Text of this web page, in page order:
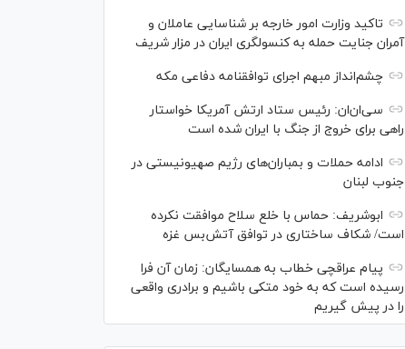
تاکید وزارت امور خارجه بر شناسایی عاملان و
آمران جنایت حمله به کنسولگری ایران در مزار شریف
چشم‌انداز مبهم اجرای توافقنامه دفاعی مکه
سی‌ان‌‌ان: رئیس ستاد ارتش آمریکا خواستار
راهی برای خروج از جنگ با ایران شده است
ادامه حملات و بمباران‌های رژیم صهیونیستی در
جنوب لبنان
ابوشریف: حماس با خلع سلاح موافقت نکرده
است/ شکاف ساختاری در توافق آتش‌‎بس غزه
پیام عراقچی خطاب به همسایگان: زمان آن فرا
رسیده است که به خود متکی باشیم و برادری واقعی
را در پیش گیریم